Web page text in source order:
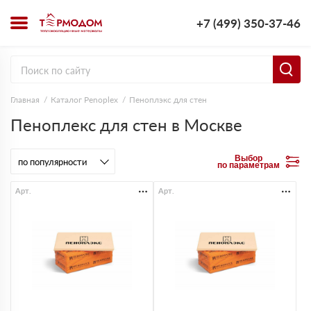
+7 (499) 350-37-46
Главная Каталог Penoplex Пеноплэкс для стен
Пеноплекс для стен в Москве
Выбор
по параметрам
Арт. Арт.